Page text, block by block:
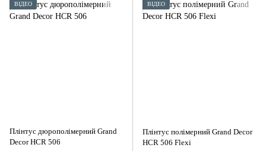
ВІДЕО
Плінтус дюрополімерний Grand
Decor HCR 506
ВІДЕО
Плінтус полімерний Grand Decor
HCR 506 Flexi